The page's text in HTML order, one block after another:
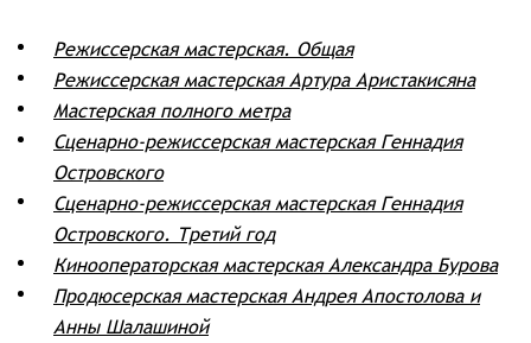
Режиссерская мастерская. Общая
Режиссерская мастерская Артура Аристакисяна
Мастерская полного метра
Сценарно-режиссерская мастерская Геннадия
Островского
Сценарно-режиссерская мастерская Геннадия
Островского. Третий год
Кинооператорская мастерская Александра Бурова
Продюсерская мастерская Андрея Апостолова и
Анны Шалашиной